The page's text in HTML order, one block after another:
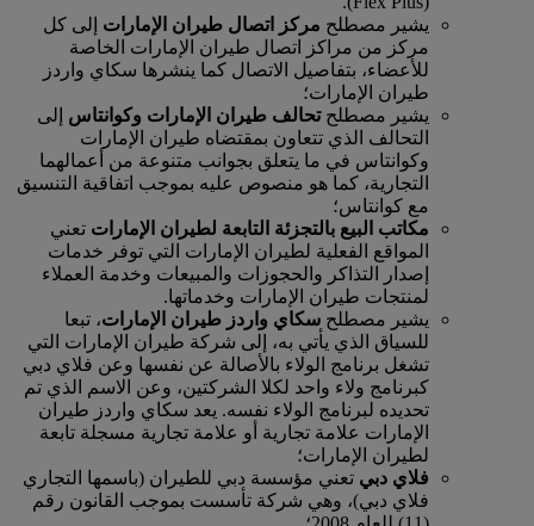
يشير مصطلح مركز اتصال طيران الإمارات إلى كل
مركز من مراكز اتصال طيران الإمارات الخاصة
للأعضاء، بتفاصيل الاتصال كما ينشرها سكاي واردز
طيران الإمارات؛
يشير مصطلحتحالف طيران الإمارات وكوانتاس إلى
التحالف الذي تتعاون بمقتضاه طيران الإمارات
وكوانتاس في ما يتعلق بجوانب متنوعة من أعمالهما
التجارية، كما هو منصوص عليه بموجب اتفاقية التنسيق
مع كوانتاس؛
مكاتب البيع بالتجزئة التابعة لطيران الإمارات تعني
المواقع الفعلية لطيران الإمارات التي توفر خدمات
إصدار التذاكر والحجوزات والمبيعات وخدمة العملاء
لمنتجات طيران الإمارات وخدماتها.
يشير مصطلح سكاي واردز طيران الإمارات، تبعا
للسياق الذي يأتي به، إلى شركة طيران الإمارات التي
تشغل برنامج الولاء بالأصالة عن نفسها وعن فلاي دبي
كبرنامج ولاء واحد لكلا الشركتين، وعن الاسم الذي تم
تحديده لبرنامج الولاء نفسه. يعد سكاي واردز طيران
الإمارات علامة تجارية أو علامة تجارية مسجلة تابعة
لطيران الإمارات؛
فلاي دبي تعني مؤسسة دبي للطيران (باسمها التجاري
فلاي دبي)، وهي شركة تأسست بموجب القانون رقم